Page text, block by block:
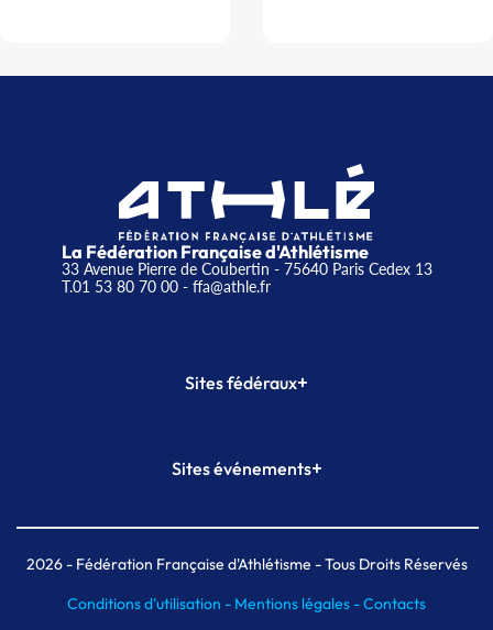
La Fédération Française d'Athlétisme
33 Avenue Pierre de Coubertin - 75640 Paris Cedex 13
T.01 53 80 70 00- ffa@athle.fr
Sites fédéraux+
Plateforme Formation
Sites événements+
Meeting de Paris indoor
MAIF Ekiden de Paris
2026- Fédération Française d'Athlétisme - Tous Droits Réservés
Conditions d'utilisation - Mentions légales -Contacts